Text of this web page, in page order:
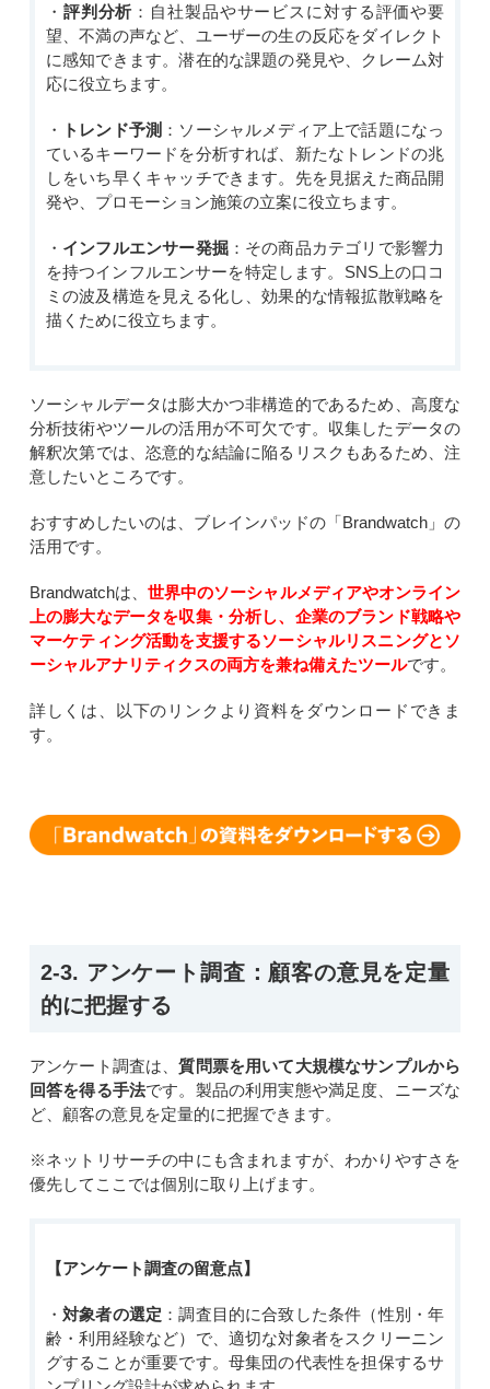
・ 評判分析 ：自社製品やサービスに対する評価や要
望、不満の声など、ユーザーの生の反応をダイレクト
に感知できます。潜在的な課題の発見や、クレーム対
応に役立ちます。
・ トレンド予測 ：ソーシャルメディア上で話題になっ
ているキーワードを分析すれば、新たなトレンドの兆
しをいち早くキャッチできます。先を見据えた商品開
発や、プロモーション施策の立案に役立ちます。
・ インフルエンサー発掘：その商品カテゴリで影響力
を持つインフルエンサーを特定します。SNS上の口コ
ミの波及構造を見える化し、効果的な情報拡散戦略を
描くために役立ちます。
ソーシャルデータは膨大かつ非構造的であるため、高度な
分析技術やツールの活用が不可欠です。収集したデータの
解釈次第では、恣意的な結論に陥るリスクもあるため、注
意したいところです。
おすすめしたいのは、ブレインパッドの「Brandwatch」の
活用です。
Brandwatchは、世界中のソーシャルメディアやオンライン
上の膨大なデータを収集・分析し、企業のブランド戦略や
マーケティング活動を支援するソーシャルリスニングとソ
ーシャルアナリティクスの両方を兼ね備えたツールです。
詳しくは、以下のリンクより資料をダウンロードできま
す。
2-3. アンケート調査：顧客の意見を定量
的に把握する
アンケート調査は、質問票を用いて大規模なサンプルから
回答を得る手法です。製品の利用実態や満足度、ニーズな
ど、顧客の意見を定量的に把握できます。
※ネットリサーチの中にも含まれますが、わかりやすさを
優先してここでは個別に取り上げます。
【アンケート調査の留意点】
・対象者の選定 ：調査目的に合致した条件（性別・年
齢・利用経験など）で、適切な対象者をスクリーニン
グすることが重要です。母集団の代表性を担保するサ